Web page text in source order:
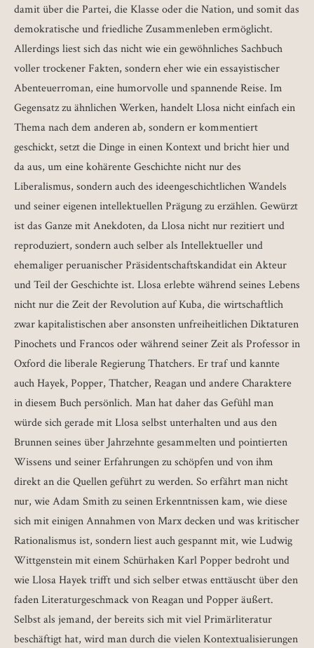
damit über die Partei, die Klasse oder die Nation, und somit das
demokratische und friedliche Zusammenleben ermöglicht.
Allerdings liest sich das nicht wie ein gewöhnliches Sachbuch
voller trockener Fakten, sondern eher wie ein essayistischer
Abenteuerroman, eine humorvolle und spannende Reise. Im
Gegensatz zu ähnlichen Werken, handelt Llosa nicht einfach ein
Thema nach dem anderen ab, sondern er kommentiert
geschickt, setzt die Dinge in einen Kontext und bricht hier und
da aus, um eine kohärente Geschichte nicht nur des
Liberalismus, sondern auch des ideengeschichtlichen Wandels
und seiner eigenen intellektuellen Prägung zu erzählen. Gewürzt
ist das Ganze mit Anekdoten, da Llosa nicht nur rezitiert und
reproduziert, sondern auch selber als Intellektueller und
ehemaliger peruanischer Präsidentschaftskandidat ein Akteur
und Teil der Geschichte ist. Llosa erlebte während seines Lebens
nicht nur die Zeit der Revolution auf Kuba, die wirtschaftlich
zwar kapitalistischen aber ansonsten unfreiheitlichen Diktaturen
Pinochets und Francos oder während seiner Zeit als Professor in
Oxford die liberale Regierung Thatchers. Er traf und kannte
auch Hayek, Popper, Thatcher, Reagan und andere Charaktere
in diesem Buch persönlich. Man hat daher das Gefühl man
würde sich gerade mit Llosa selbst unterhalten und aus den
Brunnen seines über Jahrzehnte gesammelten und pointierten
Wissens und seiner Erfahrungen zu schöpfen und von ihm
direkt an die Quellen geführt zu werden. So erfährt man nicht
nur, wie Adam Smith zu seinen Erkenntnissen kam, wie diese
sich mit einigen Annahmen von Marx decken und was kritischer
Rationalismus ist, sondern liest auch gespannt mit, wie Ludwig
Wittgenstein mit einem Schürhaken Karl Popper bedroht und
wie Llosa Hayek trifft und sich selber etwas enttäuscht über den
faden Literaturgeschmack von Reagan und Popper äußert.
Selbst als jemand, der bereits sich mit viel Primärliteratur
beschäftigt hat, wird man durch die vielen Kontextualisierungen